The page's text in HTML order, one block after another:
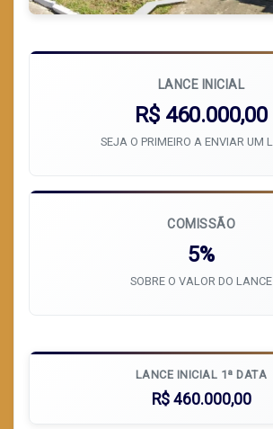
LANCE INICIAL
R$ 460.000,00
SEJA O PRIMEIRO A ENVIAR UM
COMISSÃO
5%
SOBRE O VALOR DO LANCE
LANCE INICIAL 1ª DATA
R$ 460.000,00